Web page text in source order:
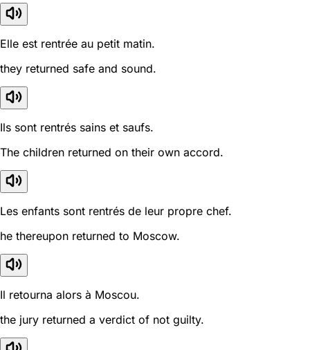
Elle est rentrée au petit matin.
they returned safe and sound.
Ils sont rentrés sains et saufs.
The children returned on their own accord.
Les enfants sont rentrés de leur propre chef.
he thereupon returned to Moscow.
Il retourna alors à Moscou.
the jury returned a verdict of not guilty.